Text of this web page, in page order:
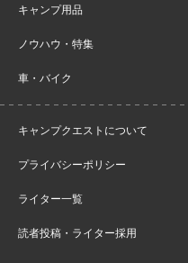
キャンプ用品
ノウハウ・特集
車・バイク
キャンプクエストについて
プライバシーポリシー
ライター一覧
読者投稿・ライター採用